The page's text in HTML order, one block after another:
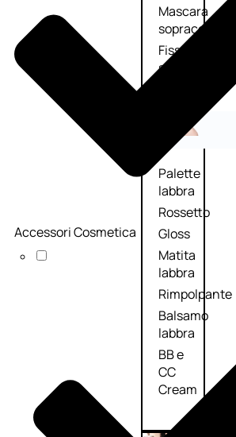
Mascara
sopracciglia
Fissante
sopracciglia
Palette
labbra
Rossetto
Gloss
Matita
labbra
Rimpolpante
Balsamo
labbra
BB e
CC
Cream
Accessori Cosmetica